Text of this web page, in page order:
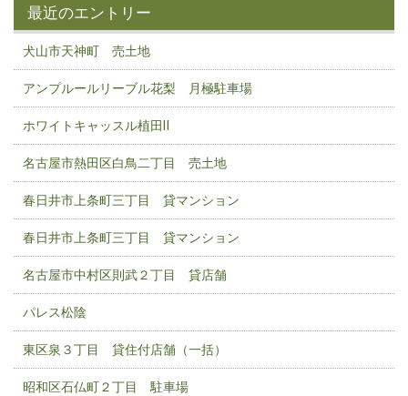
最近のエントリー
犬山市天神町 売土地
アンプルールリーブル花梨 月極駐車場
ホワイトキャッスル植田Ⅱ
名古屋市熱田区白鳥二丁目 売土地
春日井市上条町三丁目 貸マンション
春日井市上条町三丁目 貸マンション
名古屋市中村区則武２丁目 貸店舗
パレス松陰
東区泉３丁目 貸住付店舗（一括）
昭和区石仏町２丁目 駐車場